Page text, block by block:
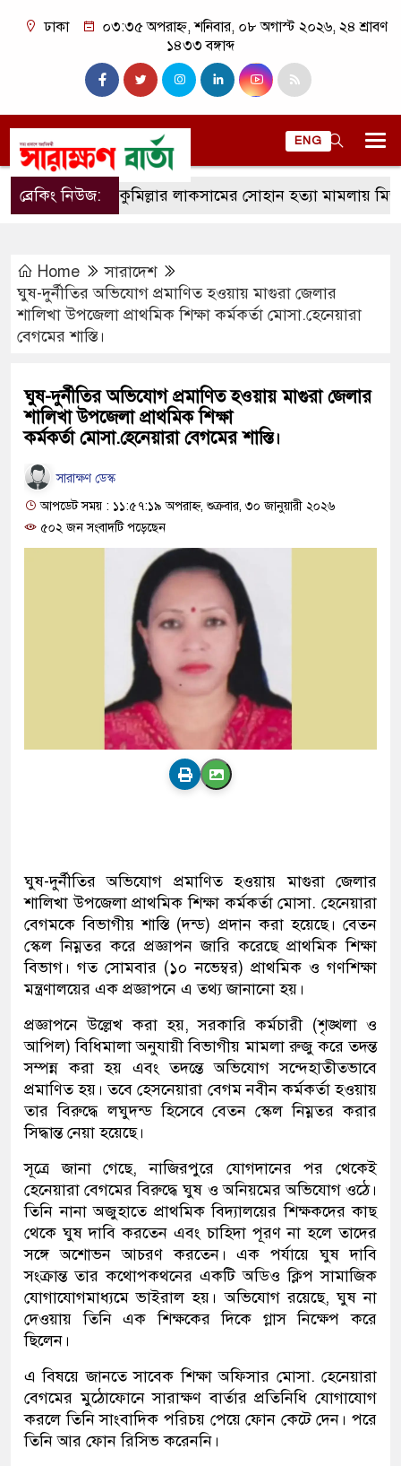
ঢাকা
০৩:৩৫ অপরাহ্ন, শনিবার, ০৮ অগাস্ট ২০২৬, ২৪ শ্রাবণ
১৪৩৩ বঙ্গাব্দ
ENG
ব্রেকিং নিউজ:কুমিল্লার লাকসামের সোহান হত্যা মামলায় মিজানুর
Home
সারাদেশ
ঘুষ-দুর্নীতির অভিযোগ প্রমাণিত হওয়ায় মাগুরা জেলার
শালিখা উপজেলা প্রাথমিক শিক্ষা কর্মকর্তা মোসা.হেনেয়ারা
বেগমের শাস্তি।
ঘুষ-দুর্নীতির অভিযোগ প্রমাণিত হওয়ায় মাগুরা জেলার
শালিখা উপজেলা প্রাথমিক শিক্ষা
কর্মকর্তা মোসা.হেনেয়ারা বেগমের শাস্তি।
সারাক্ষণ ডেস্ক
আপডেট সময় : ১১:৫৭:১৯ অপরাহ্ন, শুক্রবার, ৩০ জানুয়ারী ২০২৬
৫০২ জন সংবাদটি পড়েছেন
ঘুষ-দুর্নীতির অভিযোগ প্রমাণিত হওয়ায় মাগুরা জেলার
শালিখা উপজেলা প্রাথমিক শিক্ষা কর্মকর্তা মোসা. হেনেয়ারা
বেগমকে বিভাগীয় শাস্তি (দন্ড) প্রদান করা হয়েছে। বেতন
স্কেল নিম্নতর করে প্রজ্ঞাপন জারি করেছে প্রাথমিক শিক্ষা
বিভাগ। গত সোমবার (১০ নভেম্বর) প্রাথমিক ও গণশিক্ষা
মন্ত্রণালয়ের এক প্রজ্ঞাপনে এ তথ্য জানানো হয়।
প্রজ্ঞাপনে উল্লেখ করা হয়, সরকারি কর্মচারী (শৃঙ্খলা ও
আপিল) বিধিমালা অনুযায়ী বিভাগীয় মামলা রুজু করে তদন্ত
সম্পন্ন করা হয় এবং তদন্তে অভিযোগ সন্দেহাতীতভাবে
প্রমাণিত হয়। তবে হেসনেয়ারা বেগম নবীন কর্মকর্তা হওয়ায়
তার বিরুদ্ধে লঘুদন্ড হিসেবে বেতন স্কেল নিম্নতর করার
সিদ্ধান্ত নেয়া হয়েছে।
সূত্রে জানা গেছে, নাজিরপুরে যোগদানের পর থেকেই
হেনেয়ারা বেগমের বিরুদ্ধে ঘুষ ও অনিয়মের অভিযোগ ওঠে।
তিনি নানা অজুহাতে প্রাথমিক বিদ্যালয়ের শিক্ষকদের কাছ
থেকে ঘুষ দাবি করতেন এবং চাহিদা পূরণ না হলে তাদের
সঙ্গে অশোভন আচরণ করতেন। এক পর্যায়ে ঘুষ দাবি
সংক্রান্ত তার কথোপকথনের একটি অডিও ক্লিপ সামাজিক
যোগাযোগমাধ্যমে ভাইরাল হয়। অভিযোগ রয়েছে, ঘুষ না
দেওয়ায় তিনি এক শিক্ষকের দিকে গ্লাস নিক্ষেপ করে
ছিলেন।
এ বিষয়ে জানতে সাবেক শিক্ষা অফিসার মোসা. হেনেয়ারা
বেগমের মুঠোফোনে সারাক্ষণ বার্তার প্রতিনিধি যোগাযোগ
করলে তিনি সাংবাদিক পরিচয় পেয়ে ফোন কেটে দেন। পরে
তিনি আর ফোন রিসিভ করেননি।